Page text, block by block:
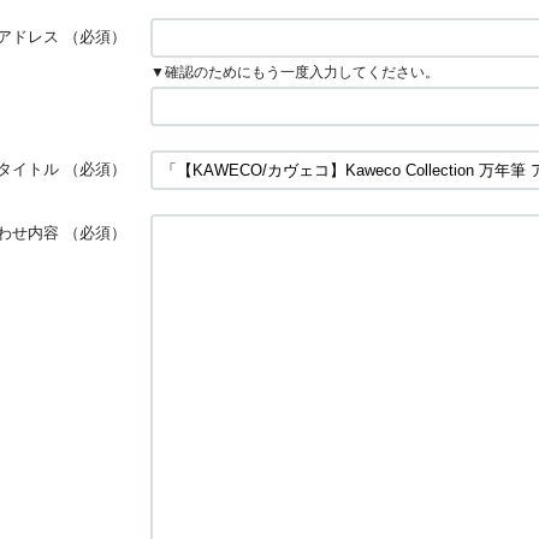
ドレス （必須）
▼確認のためにもう一度入力してください。
イトル （必須）
せ内容 （必須）